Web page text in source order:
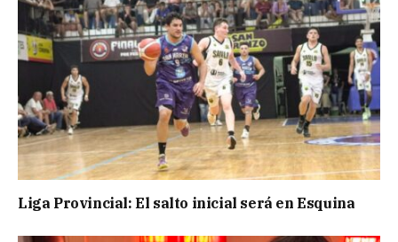
Liga Provincial: El salto inicial será en Esquina